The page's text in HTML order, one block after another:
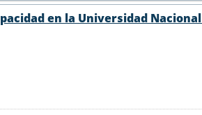
en la Universidad